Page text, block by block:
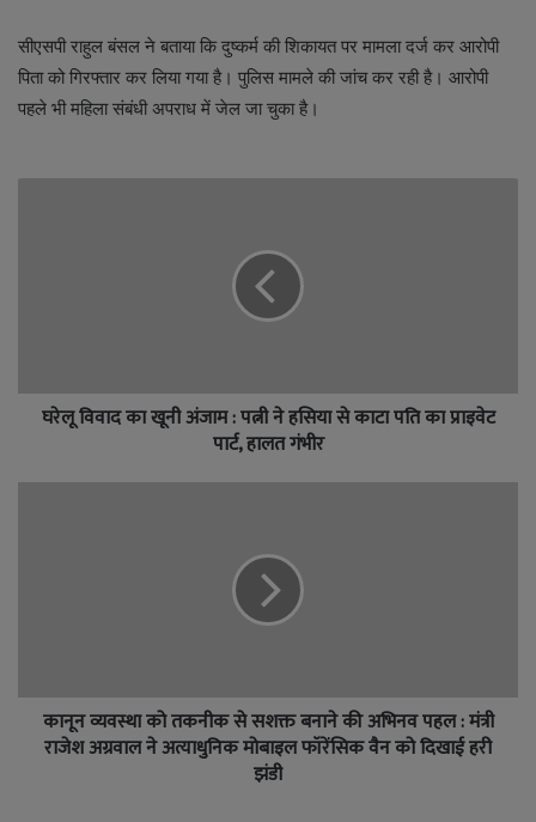
सीएसपी राहुल बंसल ने बताया कि दुष्कर्म की शिकायत पर मामला दर्ज कर आरोपी
पिता को गिरफ्तार कर लिया गया है। पुलिस मामले की जांच कर रही है। आरोपी
पहले भी महिला संबंधी अपराध में जेल जा चुका है।
घरेलू विवाद का खूनी अंजाम : पत्नी ने हसिया से काटा पति का प्राइवेट
पार्ट, हालत गंभीर
कानून व्यवस्था को तकनीक से सशक्त बनाने की अभिनव पहल : मंत्री
राजेश अग्रवाल ने अत्याधुनिक मोबाइल फॉरेंसिक वैन को दिखाई हरी
झंडी